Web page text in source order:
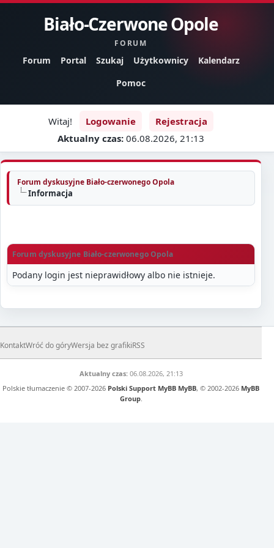
Biało-Czerwone Opole
FORUM
Forum Portal Szukaj Użytkownicy
Kalendarz
Pomoc
Witaj! Logowanie
Rejestracja
Aktualny czas: 06.08.2026, 21:13
Forum dyskusyjne Biało-czerwonego Opola
Informacja
Forum dyskusyjne Biało-czerwonego Opola
Podany login jest nieprawidłowy albo nie istnieje.
KontaktWróć do góryWersja bez grafikiRSS
Aktualny czas:06.08.2026, 21:13
Polskie tłumaczenie © 2007-2026 Polski Support MyBB MyBB, © 2002-2026 MyBB
Group.